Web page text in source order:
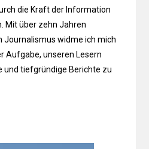
die Kraft der Information
Mit über zehn Jahren
Journalismus widme ich mich
Aufgabe, unseren Lesern
und tiefgründige Berichte zu